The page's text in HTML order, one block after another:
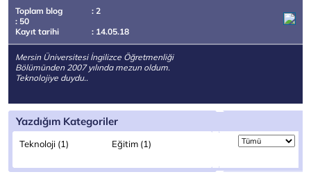
Toplam blog
: 2
: 50
Kayıt tarihi
: 14.05.18
Mersin Üniversitesi İngilizce Öğretmenliği
Bölümünden 2007 yılında mezun oldum.
Teknolojiye duydu..
Yazdığım Kategoriler
Teknoloji (1) Eğitim (1)